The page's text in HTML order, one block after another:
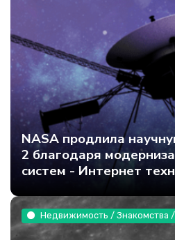
NASA продлила
2 благодаря
систем - Интернет
Недвижимость / Знакомства